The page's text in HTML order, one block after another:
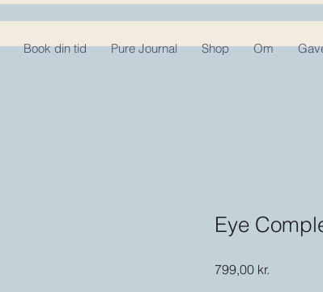
Book din tid Pure Journal Shop Om
Eye
799,00 kr.